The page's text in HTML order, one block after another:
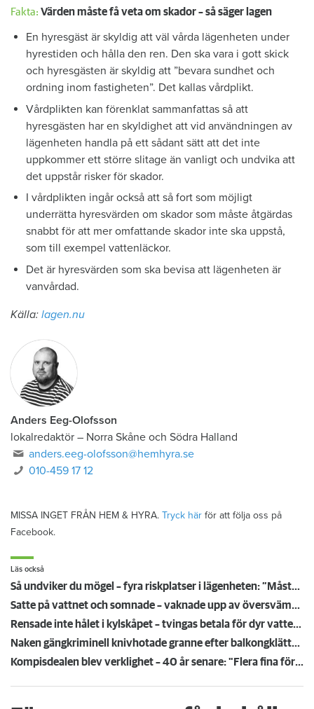
Fakta: Värden måste få veta om skador – så säger lagen
En hyresgäst är skyldig att väl vårda lägenheten under
hyrestiden och hålla den ren. Den ska vara i gott skick
och hyresgästen är skyldig att ”bevara sundhet och
ordning inom fastigheten”. Det kallas vårdplikt.
Vårdplikten kan förenklat sammanfattas så att
hyresgästen har en skyldighet att vid användningen av
lägenheten handla på ett sådant sätt att det inte
uppkommer ett större slitage än vanligt och undvika att
det uppstår risker för skador.
I vårdplikten ingår också att så fort som möjligt
underrätta hyresvärden om skador som måste åtgärdas
snabbt för att mer omfattande skador inte ska uppstå,
som till exempel vattenläckor.
Det är hyresvärden som ska bevisa att lägenheten är
vanvårdad.
Källa: lagen.nu
Anders Eeg-Olofsson
lokalredaktör – Norra Skåne och Södra Halland
anders.eeg-olofsson@hemhyra.se
010-459 17 12
MISSA INGET FRÅN HEM & HYRA. Tryck här för att följa oss på
Facebook.
Läs också
Så undviker du mögel – fyra riskplatser i lägenheten: ”Måste städa bort”
Satte på vattnet och somnade – vaknade upp av översvämning hos grannen
Rensade inte hålet i kylskåpet – tvingas betala för dyr vattenskada
Naken gängkriminell knivhotade granne efter balkongklättring
Kompisdealen blev verklighet – 40 år senare: "Flera fina fördelar med att dela bostad"